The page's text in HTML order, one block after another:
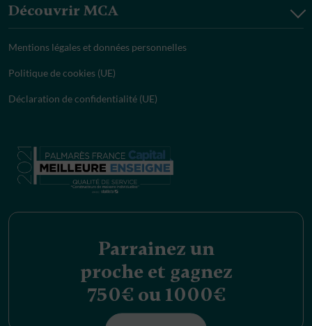
Découvrir MCA
Mentions légales et données personnelles
Politique de cookies (UE)
Déclaration de confidentialité (UE)
Parrainez un
proche et gagnez
750€ ou 1000€